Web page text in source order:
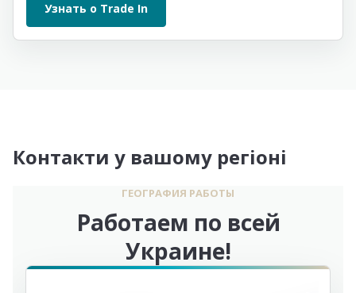
Узнать о Trade In
Контакти у вашому регіоні
ГЕОГРАФИЯ РАБОТЫ
Работаем по всей
Украине!